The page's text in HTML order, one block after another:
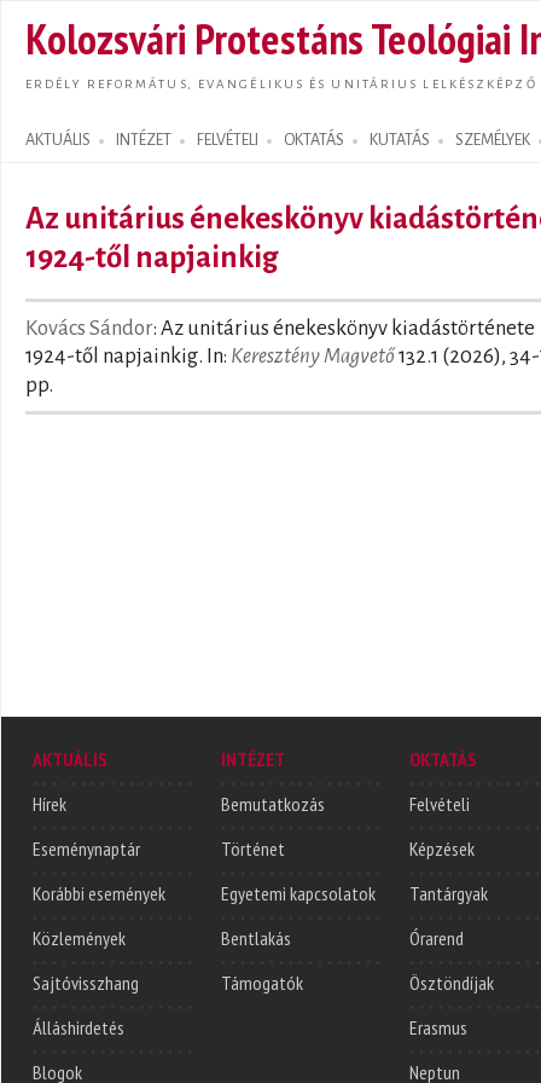
Kolozsvári Protestáns Teológiai
ERDÉLY REFORMÁTUS, EVANGÉLIKUS ÉS UNITÁRIUS LELKÉSZKÉPZŐ
AKTUÁLIS INTÉZET FELVÉTELI OKTATÁS KUTATÁS SZEMÉLYEK
Search form
Az unitárius énekeskönyv
1924-től napjainkig
Kovács Sándor: Az unitárius énekeskönyv kiadástörténete
1924-től napjainkig. In: Keresztény Magvető132.1 (2026),
pp.
AKTUÁLIS
Hírek
Eseménynaptár
Korábbi események
Közlemények
Sajtóvisszhang
Álláshirdetés
Blogok
INTÉZET
Bemutatkozás
Történet
Egyetemi kapcsolatok
Bentlakás
Támogatók
OKTATÁS
Felvételi
Képzések
Tantárgyak
Órarend
Ösztöndíjak
Erasmus
Neptun